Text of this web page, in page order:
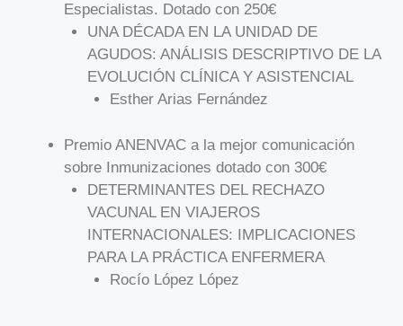
Especialistas. Dotado con 250€
UNA DÉCADA EN LA UNIDAD DE
AGUDOS: ANÁLISIS DESCRIPTIVO DE LA
EVOLUCIÓN CLÍNICA Y ASISTENCIAL
Esther Arias Fernández
Premio ANENVAC a la mejor comunicación
sobre Inmunizaciones dotado con 300€
DETERMINANTES DEL RECHAZO
VACUNAL EN VIAJEROS
INTERNACIONALES: IMPLICACIONES
PARA LA PRÁCTICA ENFERMERA
Rocío López López